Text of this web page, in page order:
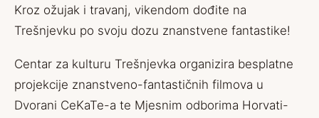
Kroz ožujak i travanj, vikendom dođite na
Trešnjevku po svoju dozu znanstvene fantastike!
Centar za kulturu Trešnjevka organizira besplatne
projekcije znanstveno-fantastičnih filmova u
Dvorani CeKaTe-a te Mjesnim odborima Horvati-